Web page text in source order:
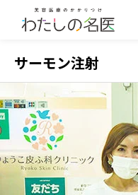
サーモン注射